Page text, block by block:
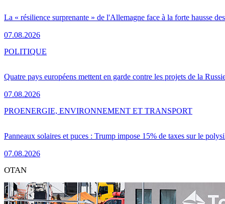
La « résilience surprenante » de l'Allemagne face à la forte hausse
07.08.2026
Quatre pays européens mettent en garde contre les projets de la
07.08.2026
POLITIQUE
Panneaux solaires et puces : Trump impose 15% de taxes sur le
07.08.2026
PROENERGIE, ENVIRONNEMENT ET TRANSPORT
OTAN